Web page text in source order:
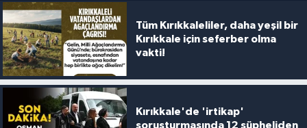
Tüm Kırıkkaleliler, daha yeşil bir
Kırıkkale için seferber olma
vakti!
Kırıkkale'de 'irtikap'
soruşturmasında 12 şüpheliden